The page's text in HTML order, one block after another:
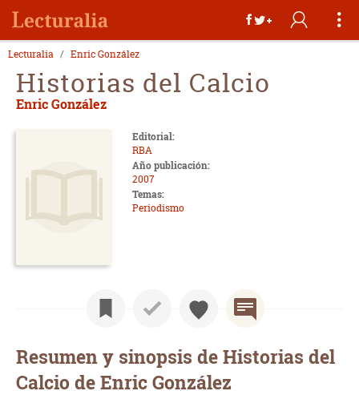
Lecturalia Enric González
Historias del Calcio
Enric González
Editorial:
RBA
Año publicación:
2007
Temas:
Periodismo
Resumen y sinopsis de Historias del
Calcio de Enric González